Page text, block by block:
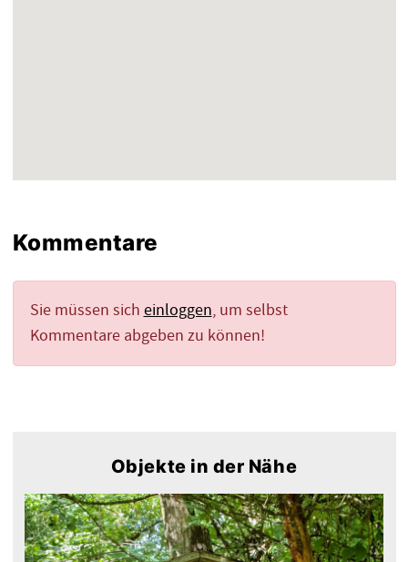
Kommentare
Sie müssen sich einloggen, um selbst
Kommentare abgeben zu können!
Objekte in der Nähe